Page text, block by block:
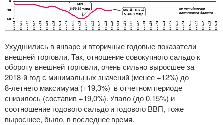
Ухудшились в январе и вторичные годовые показатели
внешней торговли. Так, отношение совокупного сальдо к
обороту внешней торговли, очень сильно выросшее за
2018-й год с минимальных значений (менее +12%) до
8-летнего максимума (+19,3%), в отчетном периоде
снизилось (составив +19,0%). Упало (до 0,15%) и
соотношение годового сальдо и годового ВВП, тоже
выросшее, было, в последнее время.